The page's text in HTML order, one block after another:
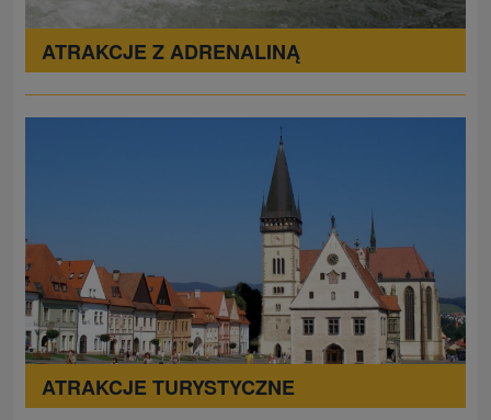
ATRAKCJE Z ADRENALINĄ
ATRAKCJE TURYSTYCZNE